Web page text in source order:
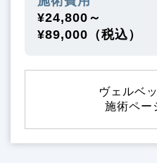
¥24,800～
¥89,000（税込）
ヴェルベ
施術ペー